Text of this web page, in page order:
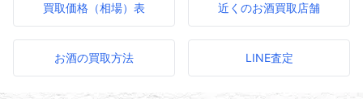
買取価格（相場）表 近くのお酒買取店舗
お酒の買取方法 LINE査定